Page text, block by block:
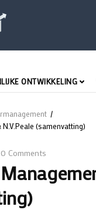
ONTWIKKELING
/
(samenvatting)
0 Comments